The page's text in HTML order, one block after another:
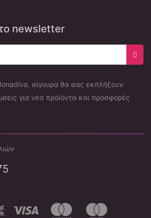
newsletter
σίγουρα θα σας εκπλήξουν
για νέα προϊόντα και προσφορές